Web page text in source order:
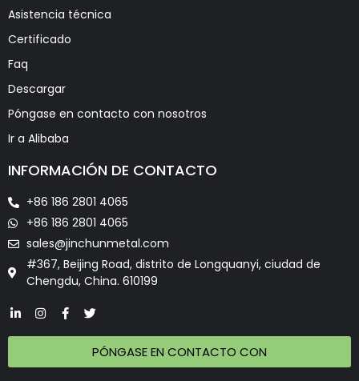
Asistencia técnica
Certificado
Faq
Descargar
Póngase en contacto con nosotros
Ir a Alibaba
INFORMACIÓN DE CONTACTO
+86 186 2801 4065
+86 186 2801 4065
sales@jinchunmetal.com
#367, Beijing Road, distrito de Longquanyi, ciudad de
Chengdu, China. 610199
PÓNGASE EN CONTACTO CON